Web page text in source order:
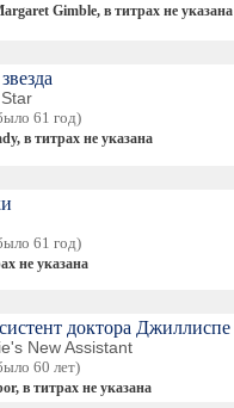
Gimble, в титрах не указана
61 год)
в титрах не указана
61 год)
не указана
доктора Джиллиспе
New Assistant
60 лет)
в титрах не указана